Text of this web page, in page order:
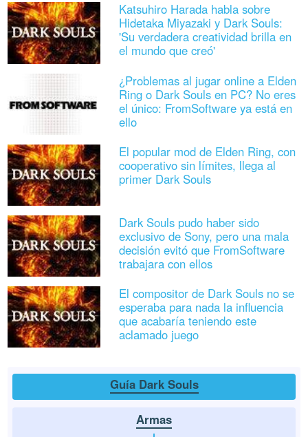
Katsuhiro Harada habla sobre
Hidetaka Miyazaki y Dark Souls:
'Su verdadera creatividad brilla en
el mundo que creó'
¿Problemas al jugar online a Elden
Ring o Dark Souls en PC? No eres
el único: FromSoftware ya está en
ello
El popular mod de Elden Ring, con
cooperativo sin límites, llega al
primer Dark Souls
Dark Souls pudo haber sido
exclusivo de Sony, pero una mala
decisión evitó que FromSoftware
trabajara con ellos
El compositor de Dark Souls no se
esperaba para nada la influencia
que acabaría teniendo este
aclamado juego
Guía Dark Souls
Armas